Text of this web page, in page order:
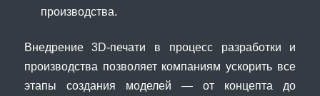
производства.
Внедрение 3D-печати в процесс разработки и
производства позволяет компаниям ускорить все
этапы создания моделей — от концепта до